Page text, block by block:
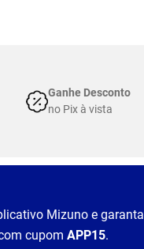
Ganhe Desconto
no Pix à vista
Mizuno e garanta
cupomAPP15.